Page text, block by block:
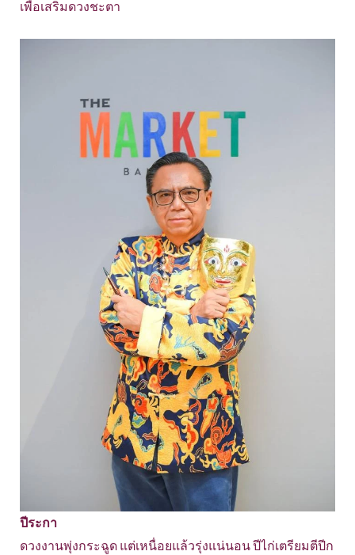
เพื่อเสริมดวงชะตา
ปีระกา
ดวงงานพุ่งกระฉูด แต่เหนื่อยแล้วรุ่งแน่นอน ปีไก่เตรียมตีปีก